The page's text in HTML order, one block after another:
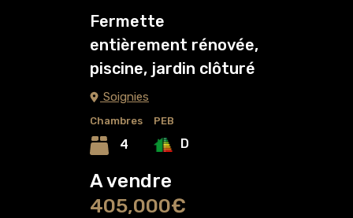
Fermette
entièrement rénovée,
piscine, jardin clôturé
Soignies
Chambres
4
PEB
D
A vendre
405,000€